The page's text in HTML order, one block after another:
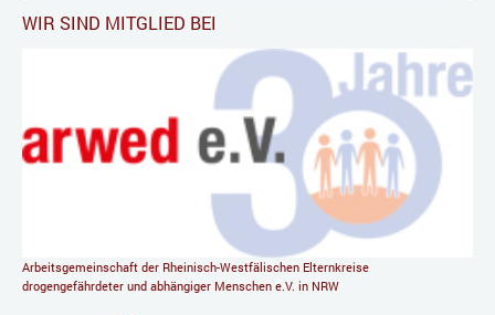
WIR SIND MITGLIED BEI
Arbeitsgemeinschaft der Rheinisch-Westfälischen Elternkreise
drogengefährdeter und abhängiger Menschen e.V. in NRW